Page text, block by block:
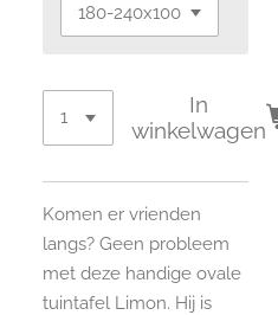
In
winkelwagen
Komen er vrienden
langs? Geen probleem
met deze handige ovale
tuintafel Limon. Hij is